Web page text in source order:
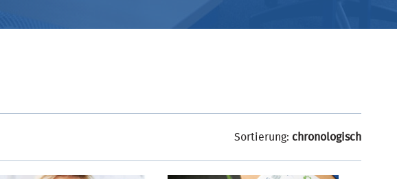
Sortierung: chronologisch